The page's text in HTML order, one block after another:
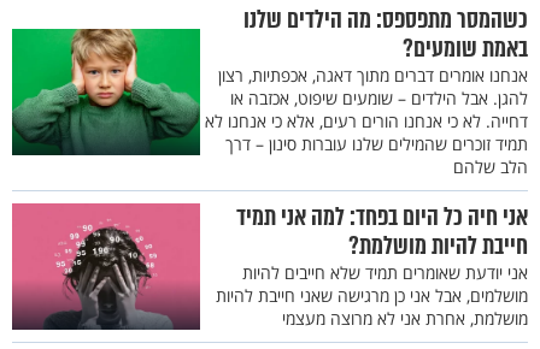
כשהמסר מתפספס: מה הילדים שלנו
באמת שומעים?
אנחנו אומרים דברים מתוך דאגה, אכפתיות, רצון
להגן. אבל הילדים – שומעים שיפוט, אכזבה או
דחייה. לא כי אנחנו הורים רעים, אלא כי אנחנו לא
תמיד זוכרים שהמילים שלנו עוברות סינון – דרך
הלב שלהם
אני חיה כל היום בפחד: למה אני תמיד
חייבת להיות מושלמת?
אני יודעת שאומרים תמיד שלא חייבים להיות
מושלמים, אבל אני כן מרגישה שאני חייבת להיות
מושלמת, אחרת אני לא מרוצה מעצמי